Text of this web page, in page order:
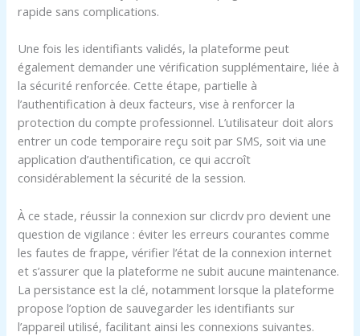
rapide sans complications.
Une fois les identifiants validés, la plateforme peut
également demander une vérification supplémentaire, liée à
la sécurité renforcée. Cette étape, partielle à
l’authentification à deux facteurs, vise à renforcer la
protection du compte professionnel. L’utilisateur doit alors
entrer un code temporaire reçu soit par SMS, soit via une
application d’authentification, ce qui accroît
considérablement la sécurité de la session.
À ce stade, réussir la connexion sur clicrdv pro devient une
question de vigilance : éviter les erreurs courantes comme
les fautes de frappe, vérifier l’état de la connexion internet
et s’assurer que la plateforme ne subit aucune maintenance.
La persistance est la clé, notamment lorsque la plateforme
propose l’option de sauvegarder les identifiants sur
l’appareil utilisé, facilitant ainsi les connexions suivantes.